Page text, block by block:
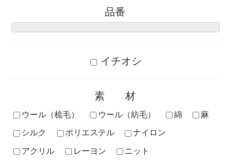
品番
イチオシ
素材
ウール（梳毛） ウール（紡毛） 綿
麻
シルク
ポリエステル
ナイロン
アクリル
レーヨン
ニット